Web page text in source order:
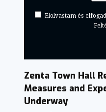
Elolvastam és
Zenta Town Hall
Measures and
Underway